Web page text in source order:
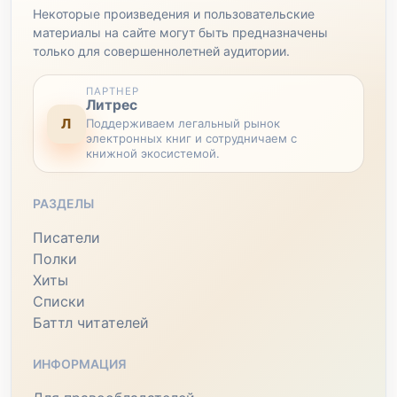
Некоторые произведения и пользовательские
материалы на сайте могут быть предназначены
только для совершеннолетней аудитории.
Л
ПАРТНЕР
Литрес
Поддерживаем легальный рынок
электронных книг и сотрудничаем с
книжной экосистемой.
РАЗДЕЛЫ
Писатели
Полки
Хиты
Списки
Баттл читателей
ИНФОРМАЦИЯ